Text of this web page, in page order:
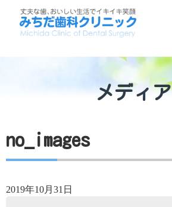
メディア
no_images
2019年10月31日